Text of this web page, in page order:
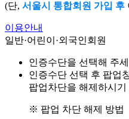
(단, 서울시 통합회원 가입 후
이용안내
일반·어린이·외국인회원
인증수단을 선택해 주
인증수단 선택 후 팝업
팝업차단을 해제하시기
※ 팝업 차단 해제 방법